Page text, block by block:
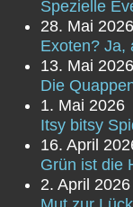
Spezielle
28. Mai 2026
Exoten? Ja,
13. Mai 2026
Die
1. Mai 2026
Itsy bitsy
16. April
Grün ist die
2. April 2026